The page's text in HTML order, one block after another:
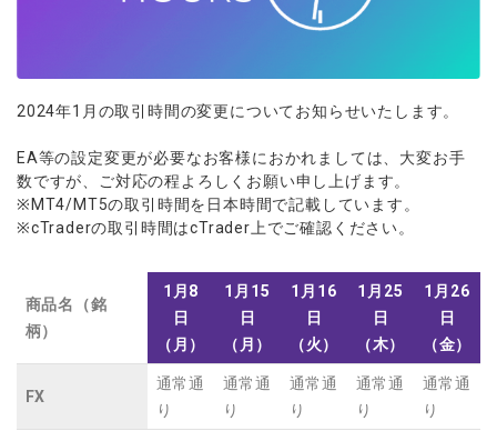
ソフトコモディティCFD
NEW
バトルCFD
約定率
取引計算シミュレーター
注文執行ポリシー
経済指標・予測カレンダー
デモ口座
ウォレット口座
NEW
AXIORYアプリ
AXIORYポータル
日本時間表示インジケータ
ストライク インジケータ
MQLシグナル
NEW
通貨インデックス
イントロデュース・パートナープログラム（IP）
特別・VIPプログラム
NEW
ニュースリリース
お知らせ
マーケットニュース
コーポレートニュース
キャンペーン
会社概要
企業情報
会社概要
役員紹介
お問合せ
日本語
عربى
English
Español
ไทย
Tiếng Việt
口座開設する
2024年1月の取引時間の変更についてお知らせいたします。
EA等の設定変更が必要なお客様におかれましては、大変お手
数ですが、ご対応の程よろしくお願い申し上げます。
※MT4/MT5の取引時間を日本時間で記載しています。
※cTraderの取引時間はcTrader上でご確認ください。
商品名（銘
柄）
1月8
日
（月）
1月15
日
（月）
1月16
日
（火）
1月25
日
（木）
1月26
日
（金）
FX
通常通
り
通常通
り
通常通
り
通常通
り
通常通
り